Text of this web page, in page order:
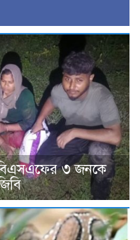
বিএসএফের ৩ জনকে